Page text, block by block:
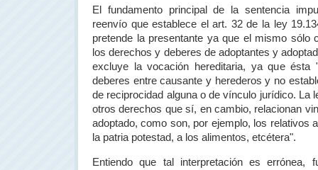
El fundamento principal de la sentencia
reenvío que establece el art. 32 de la ley
pretende la presentante ya que el mismo sólo
los derechos y deberes de adoptantes y
excluye la vocación hereditaria, ya que ésta
deberes entre causante y herederos y no
de reciprocidad alguna o de vínculo jurídico. La
otros derechos que sí, en cambio, relacionan
adoptado, como son, por ejemplo, los relativos
la patria potestad, a los alimentos, etcétera".
Entiendo que tal interpretación es errónea,